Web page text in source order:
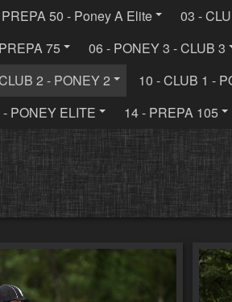
50 - Poney A Elite
03 -
75 06 - PONEY 3 - CLUB 3
2 - PONEY 2 10 - CLUB 1 -
- PONEY ELITE 14 - PREPA 105